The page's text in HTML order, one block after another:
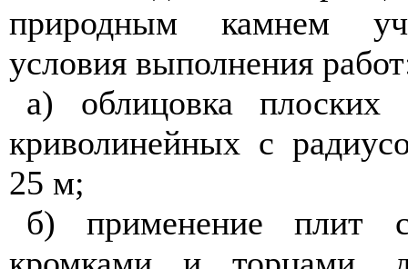
природным камнем
условия выполнения
а) облицовка плоских
криволинейных с
25 м;
б) применение плит